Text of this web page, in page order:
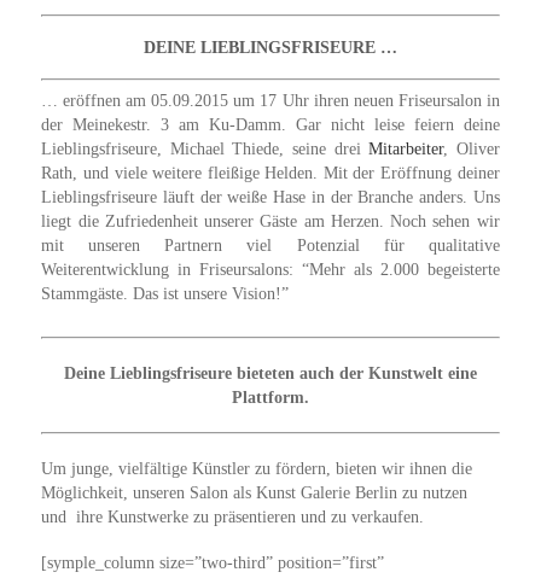
DEINE LIEBLINGSFRISEURE …
… eröffnen am 05.09.2015 um 17 Uhr ihren neuen Friseursalon in
der Meinekestr. 3 am Ku-Damm. Gar nicht leise feiern deine
Lieblingsfriseure, Michael Thiede, seine dreiMitarbeiter, Oliver
Rath, und viele weitere fleißige Helden. Mit der Eröffnung deiner
Lieblingsfriseure läuft der weiße Hase in der Branche anders. Uns
liegt die Zufriedenheit unserer Gäste am Herzen. Noch sehen wir
mit unseren Partnern viel Potenzial für qualitative
Weiterentwicklung in Friseursalons: “Mehr als 2.000 begeisterte
Stammgäste. Das ist unsere Vision!”
Deine Lieblingsfriseure bieteten auch der Kunstwelt eine
Plattform.
Um junge, vielfältige Künstler zu fördern, bieten wir ihnen die
Möglichkeit, unseren Salon als Kunst Galerie Berlin zu nutzen
und ihre Kunstwerke zu präsentieren und zu verkaufen.
[symple_column size=”two-third” position=”first”